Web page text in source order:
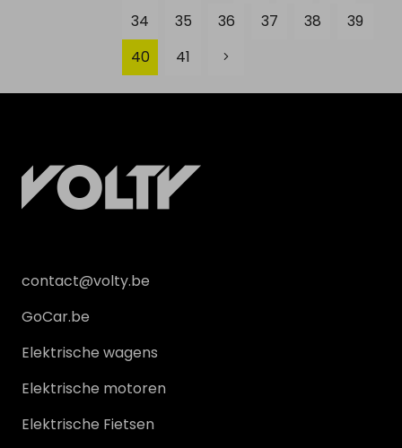
34
35 36 37 38
39
40
41
contact@volty.be
GoCar.be
Elektrische wagens
Elektrische motoren
Elektrische Fietsen